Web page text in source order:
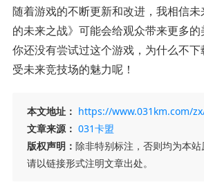
随着游戏的不断更新和改进，我相信
的未来之战》可能会给观众带来更多
你还没有尝试过这个游戏，为什么不
受未来竞技场的魅力呢！
本文地址： https://www.031km.com/
文章来源： 031卡盟
版权声明： 除非特别标注，否则均为本
请以链接形式注明文章出处。